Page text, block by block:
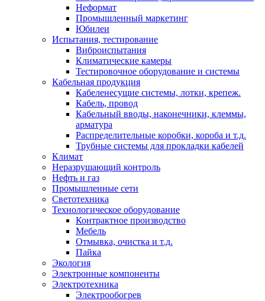
Неформат
Промышленный маркетинг
Юбилеи
Испытания, тестирование
Виброиспытания
Климатические камеры
Тестировочное оборудование и системы
Кабельная продукция
Кабеленесущие системы, лотки, крепеж.
Кабель, провод
Кабельный вводы, наконечники, клеммы,
арматура
Распределительные коробки, короба и т.д.
Трубные системы для прокладки кабелей
Климат
Неразрушающий контроль
Нефть и газ
Промышленные сети
Светотехника
Технологическое оборудование
Контрактное производство
Мебель
Отмывка, очистка и т.д.
Пайка
Экология
Электронные компоненты
Электротехника
Электрообогрев